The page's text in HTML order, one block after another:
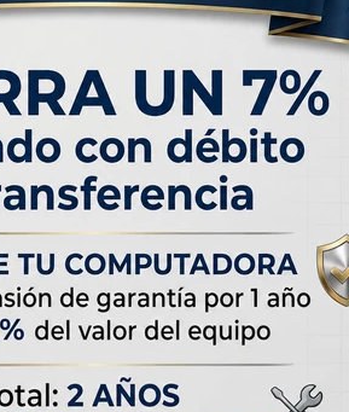
TÜV Low Blue Light
de vidrio en la carcasa inferior